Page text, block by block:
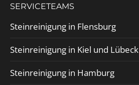
SERVICETEAMS
Steinreinigung in Flensburg
Steinreinigung in Kiel und Lübeck
Steinreinigung in Hamburg